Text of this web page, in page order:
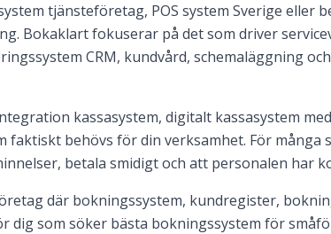
tjänsteföretag, POS system Sverige eller
Bokaklart fokuserar på det som driver
CRM, kundvård, schemaläggning
kassasystem, digitalt kassasystem
faktiskt behövs för din verksamhet. För många
betala smidigt och att personalen har
där bokningssystem, kundregister,
som söker bästa bokningssystem för